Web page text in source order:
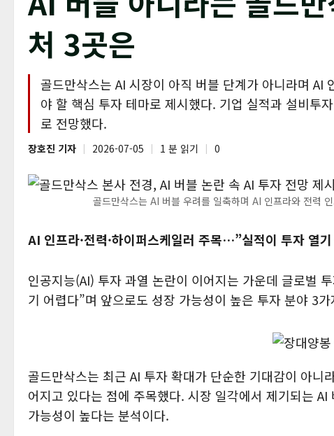
처 3곳은
골드만삭스는 AI 시장이 아직 버블 단계가 아니라며 AI
야 할 핵심 투자 테마로 제시했다. 기업 실적과 설비투
로 전망했다.
장호진 기자 2026-07-05 1 분 읽기 0
골드만삭스는 AI 버블 우려를 일축하며 AI 인프라와 전력
AI 인프라·전력·하이퍼스케일러 주목…”실적이 투자 열
인공지능(AI) 투자 과열 논란이 이어지는 가운데 글로벌
기 어렵다”며 앞으로도 성장 가능성이 높은 투자 분야 3
골드만삭스는 최근 AI 투자 확대가 단순한 기대감이 아
어지고 있다는 점에 주목했다. 시장 일각에서 제기되는
가능성이 높다는 분석이다.